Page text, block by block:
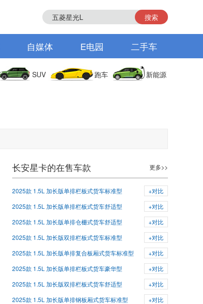
搜索
自媒体 E电园 二手车
SUV 跑车 新能源
更多>>
长安星卡的在售车款
+对比
2025款 1.5L 加长版单排栏板式货车标准型
+对比
2025款 1.5L 加长版单排栏板式货车舒适型
+对比
2025款 1.5L 加长版单排仓栅式货车舒适型
+对比
2025款 1.5L 加长版双排栏板式货车标准型
+对比
2025款 1.5L 加长版单排复合板厢式货车标准型
+对比
2025款 1.5L 加长版单排栏板式货车豪华型
+对比
2025款 1.5L 加长版双排栏板式货车舒适型
+对比
2025款 1.5L 加长版单排钢板厢式货车标准型